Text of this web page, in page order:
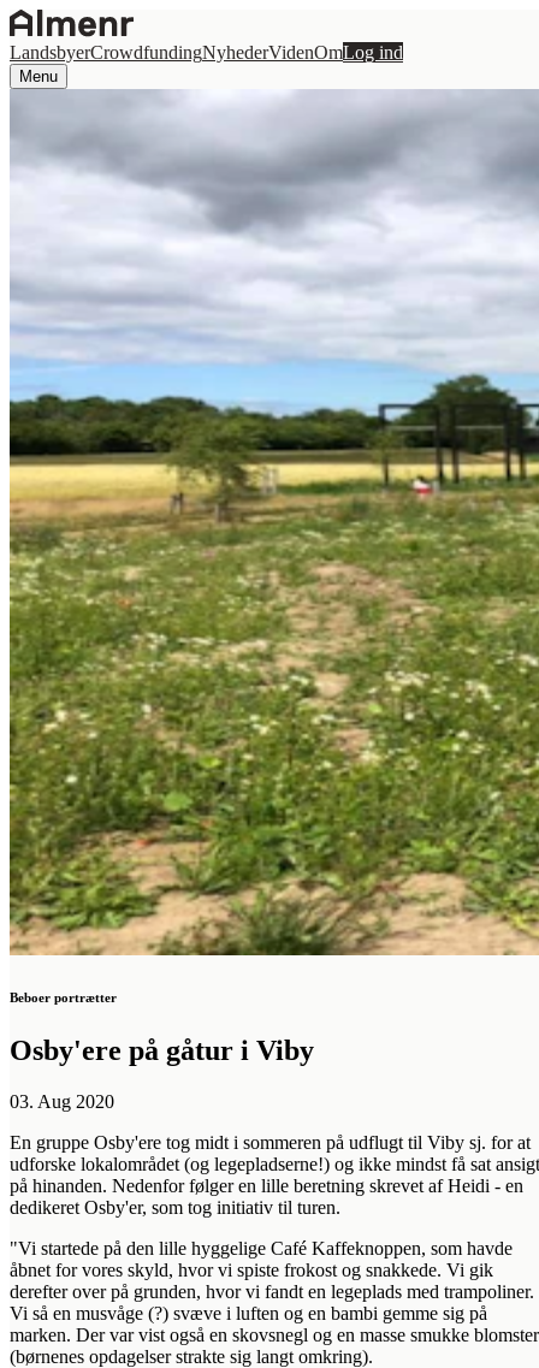
LandsbyerCrowdfundingNyhederVidenOmLog ind
Menu
Beboer portrætter
Osby'ere på gåtur i Viby
03. Aug 2020
En gruppe Osby'ere tog midt i sommeren på udflugt til Viby sj. for at
udforske lokalområdet (og legepladserne!) og ikke mindst få sat ansigt
på hinanden. Nedenfor følger en lille beretning skrevet af Heidi - en
dedikeret Osby'er, som tog initiativ til turen.
"Vi startede på den lille hyggelige Café Kaffeknoppen, som havde
åbnet for vores skyld, hvor vi spiste frokost og snakkede. Vi gik
derefter over på grunden, hvor vi fandt en legeplads med trampoliner.
Vi så en musvåge (?) svæve i luften og en bambi gemme sig på
marken. Der var vist også en skovsnegl og en masse smukke blomster
(børnenes opdagelser strakte sig langt omkring).